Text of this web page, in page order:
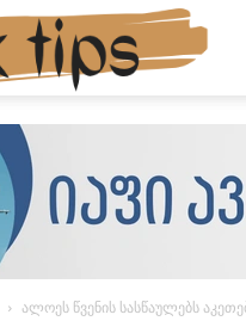
ალოეს წვენის სასწაულებს